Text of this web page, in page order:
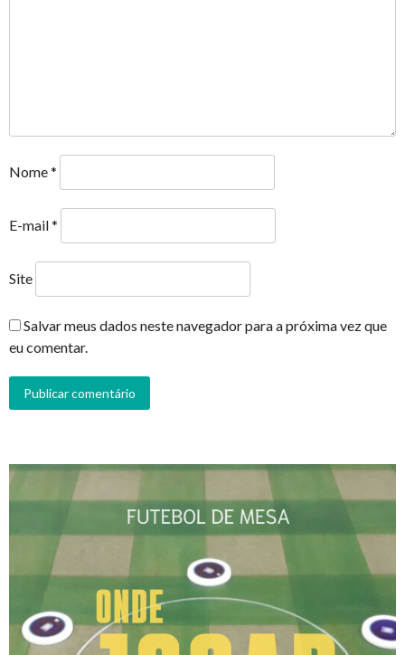
Nome*
E-mail*
Site
Salvar meus dados neste navegador para a próxima vez que
eu comentar.